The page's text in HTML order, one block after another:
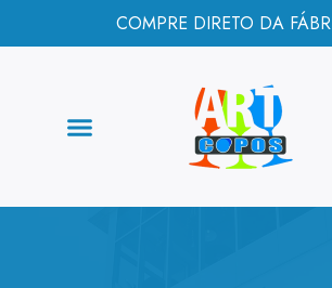
COMPRE DIRETO DA